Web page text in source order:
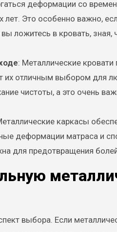
деформации со
Это особенно важно,
ложитесь в кровать,
: Металлические
их отличным выбором для
чистоты, а это очень
каркасы
деформации матраса и
для предотвращения
выбора. Если